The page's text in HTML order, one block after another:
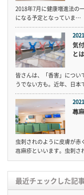
2018年7月に健康増進法の
になる予定となっていま…
気
と
皆さんは、「香害」につい
うでない方も。近年、日
蕁
虫刺されのように皮膚が赤
蕁麻疹といいます。虫刺
最近チェックした記